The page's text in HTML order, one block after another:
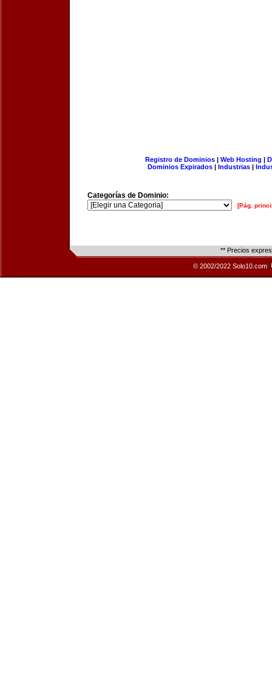
Registro de Dominios| Web Hosting |
Dominios Expirados | Industrias |
Categorías de Dominio:
[Pág.
** Precios
© 2002/2022 Solo10.com